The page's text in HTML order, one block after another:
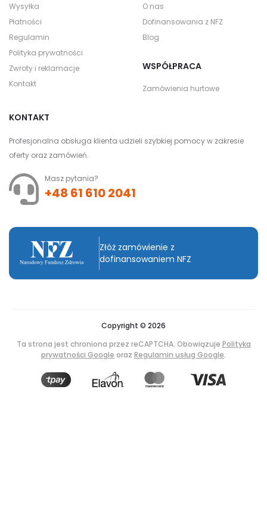
Wysyłka
Płatności
Regulamin
Polityka prywatności
Zwroty i reklamacje
Kontakt
O nas
Dofinansowania z NFZ
Blog
WSPÓŁPRACA
Zamówienia hurtowe
KONTAKT
Profesjonalna obsługa klienta udzieli szybkiej pomocy w zakresie
oferty oraz zamówień.
Masz pytania?
+48 61 610 2041
Złóż zamówienie z
dofinansowaniem NFZ
Copyright © 2026
Ta strona jest chroniona przez reCAPTCHA. Obowiązuje Polityka
prywatności Google oraz Regulamin usług Google.